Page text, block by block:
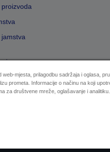
trgovaca
web-mjesta, prilagodbu sadržaja i oglasa,
prometa. Informacije o načinu na koji
za društvene mreže, oglašavanje i analitiku.